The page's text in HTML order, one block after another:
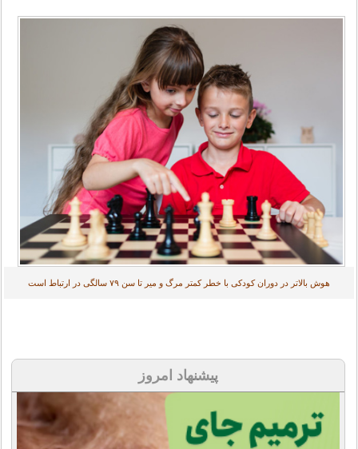
هوش بالاتر در دوران کودکی با خطر کمتر مرگ و میر تا سن ۷۹ سالگی در ارتباط است
پیشنهاد امروز